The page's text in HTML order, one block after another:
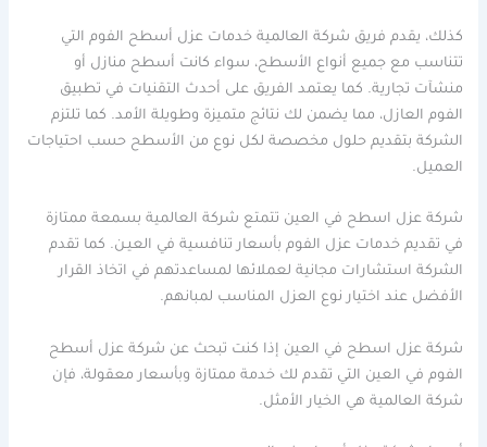
كذلك، يقدم فريق شركة العالمية خدمات عزل أسطح الفوم التي
تتناسب مع جميع أنواع الأسطح، سواء كانت أسطح منازل أو
منشآت تجارية. كما يعتمد الفريق على أحدث التقنيات في تطبيق
الفوم العازل، مما يضمن لك نتائج متميزة وطويلة الأمد. كما تلتزم
الشركة بتقديم حلول مخصصة لكل نوع من الأسطح حسب احتياجات
العميل.
شركة عزل اسطح في العين تتمتع شركة العالمية بسمعة ممتازة
في تقديم خدمات عزل الفوم بأسعار تنافسية في العيـن. كما تقدم
الشركة استشارات مجانية لعملائها لمساعدتهم في اتخاذ القرار
الأفضل عند اختيار نوع العزل المناسب لمبانهم.
شركة عزل اسطح في العين إذا كنت تبحث عن شركة عزل أسطح
الفوم في العين التي تقدم لك خدمة ممتازة وبأسعار معقولة، فإن
شركة العالمية هي الخيار الأمثل.